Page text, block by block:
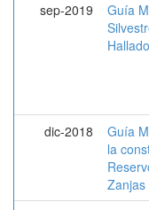
sep-2019
Guía
dic-2018
Guía
la
Zanjas